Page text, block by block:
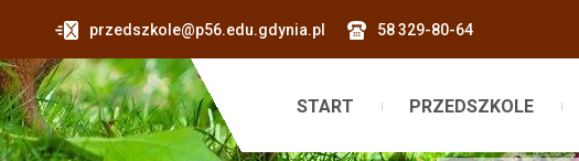
przedszkole@p56.edu.gdynia.pl 58 329-80-64
START PRZEDSZKOLE